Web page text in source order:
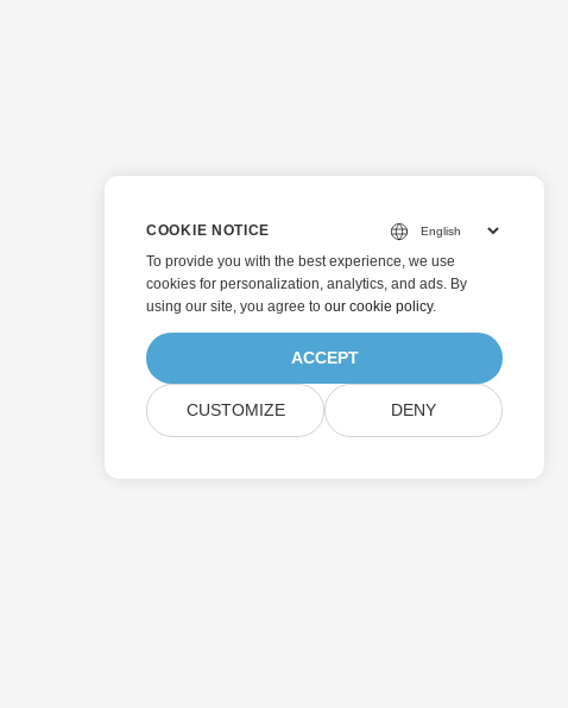
COOKIE NOTICE
To provide you with the best experience, we use
cookies for personalization, analytics, and ads. By
using our site, you agree to our cookie policy.
ACCEPT
CUSTOMIZE DENY